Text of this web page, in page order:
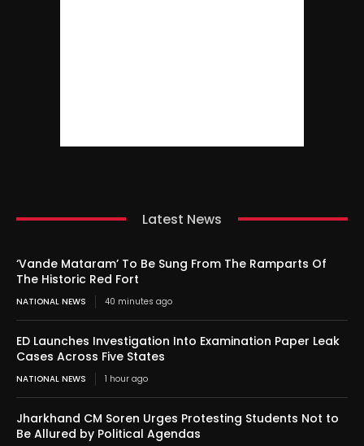
Latest News
‘Vande Mataram’ To Be Sung From The Ramparts Of
The Historic Red Fort
NATIONAL NEWS 40 minutes ago
ED Launches Investigation Into Examination Paper Leak
Cases Across Five States
NATIONAL NEWS 1 hour ago
Jharkhand CM Soren Urges Protesting Students Not to
Be Allured by Political Agendas